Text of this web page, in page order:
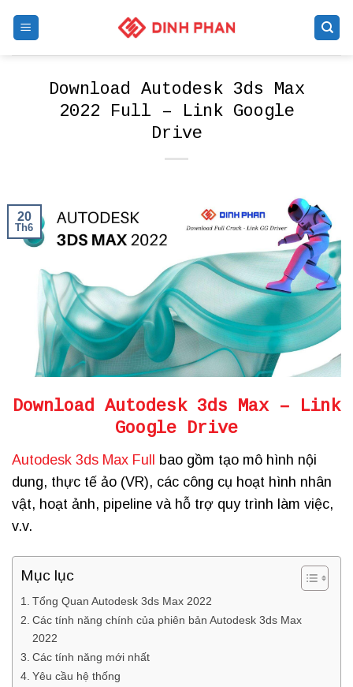
Download Autodesk 3ds Max
2022 Full – Link Google
Drive
20
Th6
Download Autodesk 3ds Max– Link
Google Drive
Autodesk 3ds Max Full bao gồm tạo mô hình nội
dung, thực tế ảo (VR), các công cụ hoạt hình nhân
vật, hoạt ảnh, pipeline và hỗ trợ quy trình làm việc,
v.v.
Mục lục
Tổng Quan Autodesk 3ds Max 2022
Các tính năng chính của phiên bản Autodesk 3ds Max
2022
Các tính năng mới nhất
Yêu cầu hệ thống